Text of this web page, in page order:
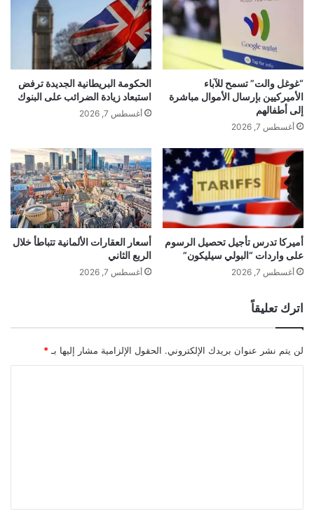
“غوغل والت” تسمح للآباء
الأميركيين بإرسال الأموال مباشرة
إلى أطفالهم
أغسطس 7, 2026
الحكومة البريطانية الجديدة ترفض
استبعاد زيادة الضرائب على البنوك
أغسطس 7, 2026
أميركا تدرس تأجيل تحصيل الرسوم
على واردات “البولي سيليكون”
أغسطس 7, 2026
أسعار العقارات الألمانية تتباطأ خلال
الربع الثاني
أغسطس 7, 2026
اترك تعليقاً
لن يتم نشر عنوان بريدك الإلكتروني. الحقول الإلزامية مشار إليها بـ *